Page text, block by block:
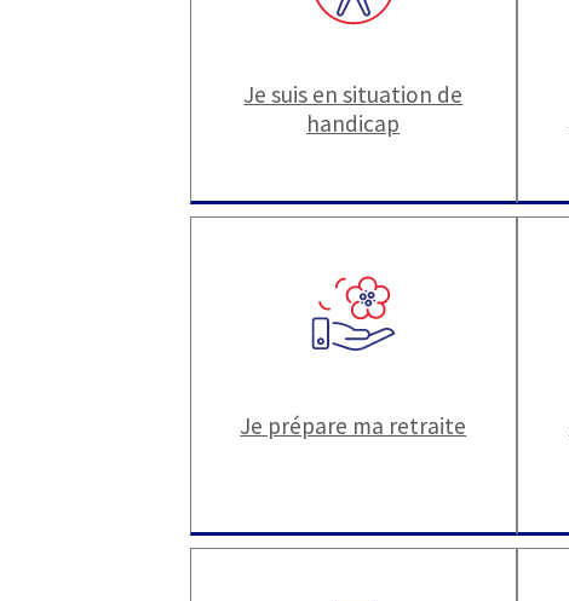
Je suis en situation de
handicap
Je prépare ma retraite